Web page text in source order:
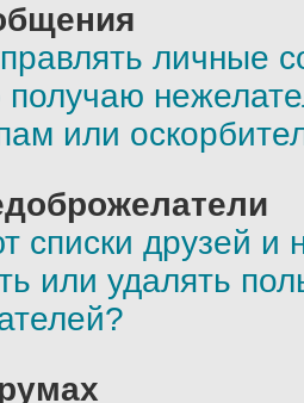
личные
получаю
или
списки друзей и
или удалять